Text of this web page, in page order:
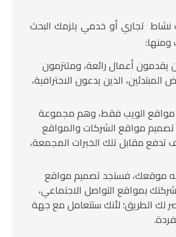
تجاري أو خدمي يلزمك البحث
ومنها:
يقدمون أعمال رائعة، وملتزمون
الذين يدعون الاحترافية،
الويب فقط، وهم مجموعة
مواقع الشركات والمواقع
مقابل تلك الخبرات المجمعة،
موقعك، فستجد تصميم مواقع
بمواقع التواصل الاجتماعي،
لك الطريق؛ لأنك ستتعامل مع جهة